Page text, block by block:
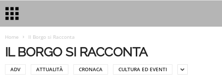
Home Il Borgo si Racconta
IL BORGO SI RACCONTA
ADV ATTUALITÀ CRONACA CULTURA ED EVENTI